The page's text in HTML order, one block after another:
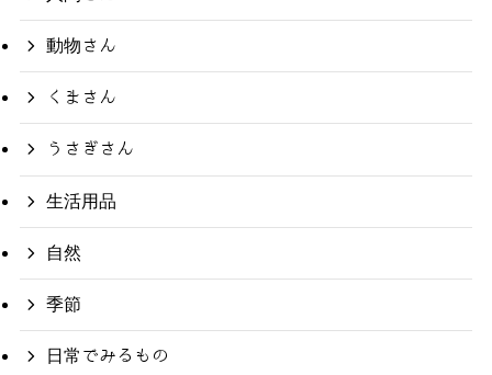
動物さん
くまさん
うさぎさん
生活用品
自然
季節
日常でみるもの